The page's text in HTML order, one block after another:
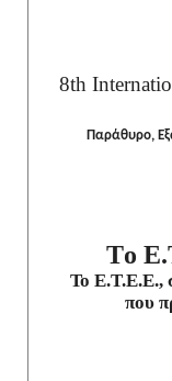
8th
Παράθυρο,
Tο
Το Ε.Τ.Ε.Ε.,
που